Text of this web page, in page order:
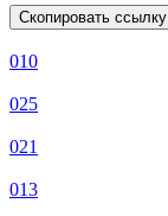
Скопировать ссылку
010
025
021
013